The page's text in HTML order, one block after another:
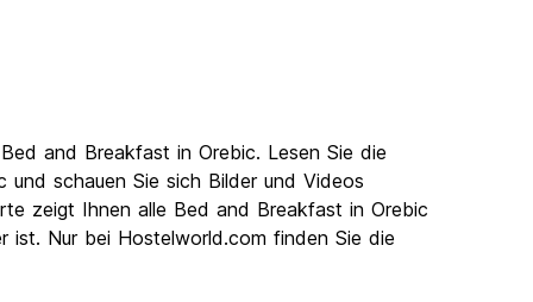
and Breakfast in Orebic. Lesen Sie die
schauen Sie sich Bilder und Videos
zeigt Ihnen alle Bed and Breakfast in Orebic
ist. Nur bei Hostelworld.com finden Sie die